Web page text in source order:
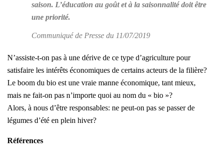
saison. L’éducation au goût et à la saisonnalité doit être
une priorité.
Communiqué de Presse du 11/07/2019
N’assiste-t-on pas à une dérive de ce type d’agriculture pour
satisfaire les intérêts économiques de certains acteurs de la filière?
Le boom du bio est une vraie manne économique, tant mieux,
mais ne fait-on pas n’importe quoi au nom du « bio »?
Alors, à nous d’être responsables: ne peut-on pas se passer de
légumes d’été en plein hiver?
Références